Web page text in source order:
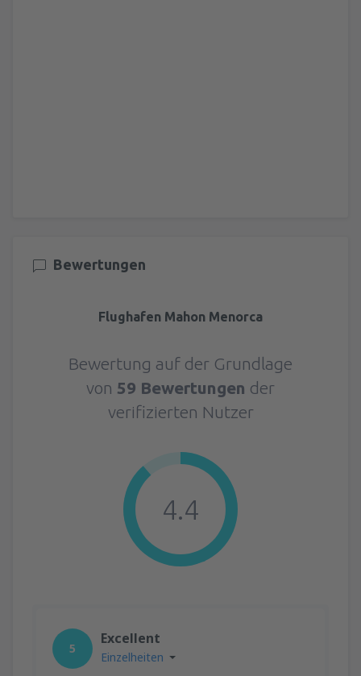
Bewertungen
Flughafen Mahon Menorca
Bewertung auf der Grundlage
von 59 Bewertungen der
verifizierten Nutzer
4.4
5
Excellent
Einzelheiten